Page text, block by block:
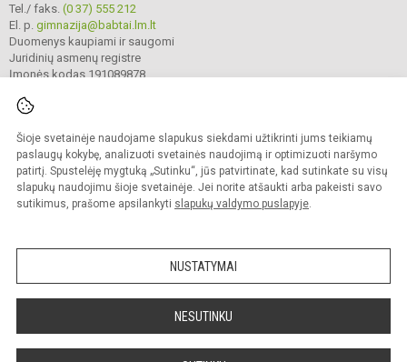
Šioje svetainėje naudojame slapukus siekdami užtikrinti jums teikiamų
paslaugų kokybę, analizuoti svetainės naudojimą ir optimizuoti naršymo
patirtį. Spustelėję mygtuką „Sutinku“, jūs patvirtinate, kad sutinkate su visų
slapukų naudojimu šioje svetainėje. Jei norite atšaukti arba pakeisti savo
sutikimus, prašome apsilankyti slapukų valdymo puslapyje.
NUSTATYMAI
NESUTINKU
Tel./ faks. (0 37) 555 212
El. p. gimnazija@babtai.lm.lt
Duomenys kaupiami ir saugomi
Juridinių asmenų registre
Įmonės kodas 191089878
© 2025. Kauno r. Babtų gimnazija. Visos teisės saugomos.
Kopijuoti turinį be raštiško gimnazijos sutikimo griežtai draudžiama.
Prieinamumo paraiška Slapukų politika
Sumanus būdas atnaujinti